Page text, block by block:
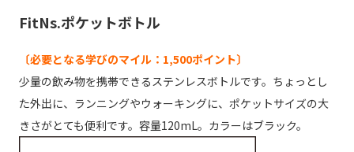
FitNs.ポケットボトル
〔必要となる学びのマイル：1,500ポイント〕
少量の飲み物を携帯できるステンレスボトルです。ちょっとし
た外出に、ランニングやウォーキングに、ポケットサイズの大
きさがとても便利です。容量120mL。カラーはブラック。